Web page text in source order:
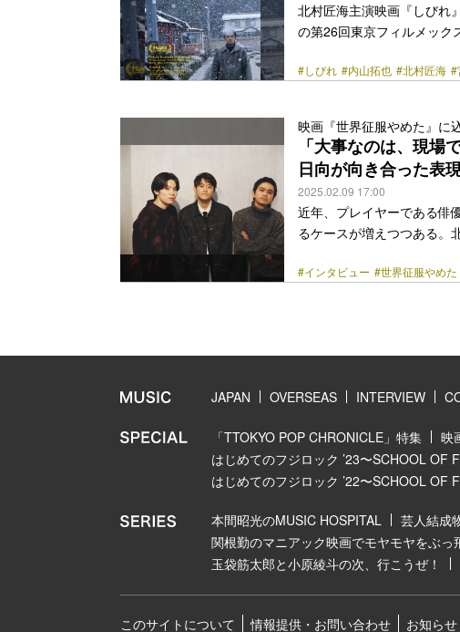
北村匠海主演映画『しびれ
の第26回東京フィルメック
で“現実に抗いながらも何か
地。母の亜樹と雑居ビル屋
寄せることになる。しかし
<a class="more-link"
#しびれ #内山拓也 #北村匠海 #
映画『世界征服やめた』に
「大事なのは、現場
日向が向き合った表
2025.02.09 17:00
近年、プレイヤーである俳
るケースが増えつつある。
うポエトリーラッパーの不
議/wonderboyが奏でる言
#インタビュー #世界征服やめた
JAPAN OVERSEAS INTERVIEW
「TTOKYO POP CHRONICLE」特集 映
はじめてのフジロック ’23〜SCHOOL OF
はじめてのフジロック ’22〜SCHOOL OF
本間昭光のMUSIC HOSPITAL 芸人結成
関根勤のマニアック映画でモヤモヤをぶっ
玉袋筋太郎と小原綾斗の次、行こうぜ！
このサイトについて 情報提供・お問い合わせ お知らせ